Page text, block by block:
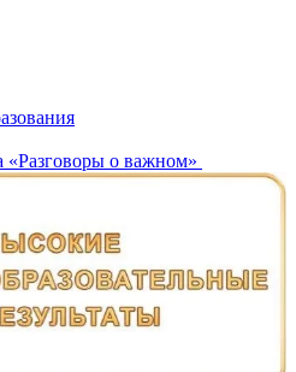
«Разговоры о важном»